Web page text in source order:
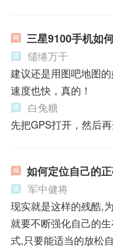
三星9100手机如
缱绻万千
建议还是用图吧地图
速度也快，真的！
白兔糖
先把GPS打开，然后再
如何定位自己的
军中健将
现实就是这样的残酷,
就要不断强化自己的
式,只要能适当的放松